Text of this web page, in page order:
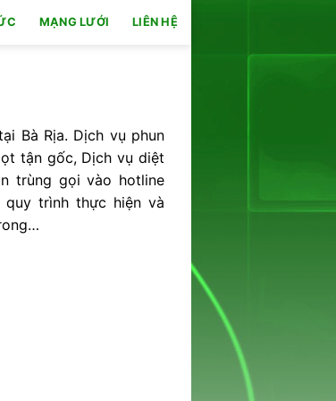
MẠNG LƯỚI LIÊN HỆ
Bà Rịa. Dịch vụ phun
tận gốc, Dịch vụ diệt
trùng gọi vào hotline
trình thực hiện và